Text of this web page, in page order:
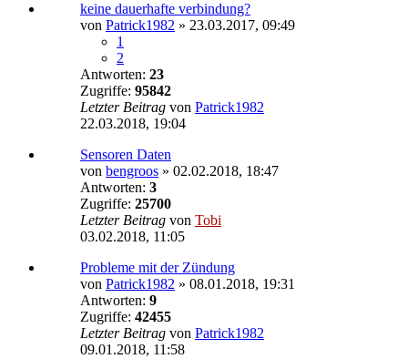
keine dauerhafte verbindung?
von Patrick1982 » 23.03.2017, 09:49
1
2
Antworten: 23
Zugriffe: 95842
Letzter Beitrag von Patrick1982
22.03.2018, 19:04
Sensoren Daten
von bengroos » 02.02.2018, 18:47
Antworten: 3
Zugriffe: 25700
Letzter Beitrag von Tobi
03.02.2018, 11:05
Probleme mit der Zündung
von Patrick1982 » 08.01.2018, 19:31
Antworten: 9
Zugriffe: 42455
Letzter Beitrag von Patrick1982
09.01.2018, 11:58